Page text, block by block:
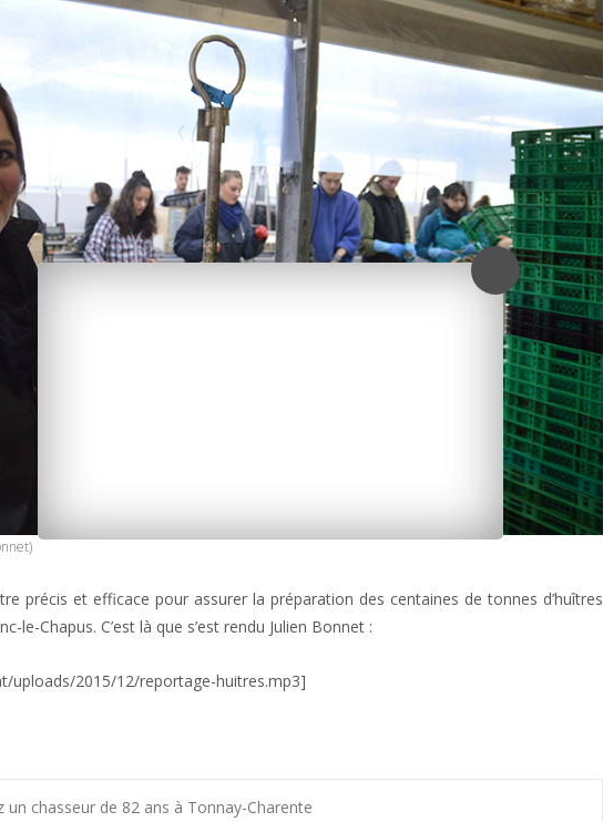
précis et efficace pour assurer la préparation des centaines de tonnes d’huîtres
Chapus. C’est là que s’est rendu Julien Bonnet :
uploads/2015/12/reportage-huitres.mp3]
chasseur de 82 ans à Tonnay-Charente